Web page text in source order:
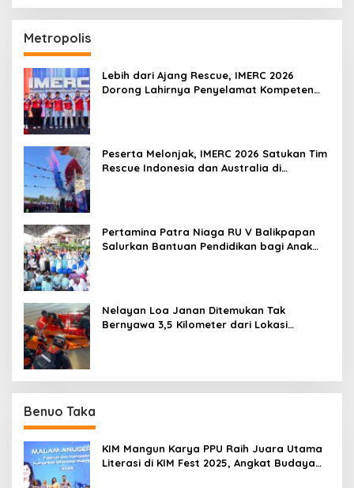
Metropolis
Lebih dari Ajang Rescue, IMERC 2026
Dorong Lahirnya Penyelamat Kompeten
Peserta Melonjak, IMERC 2026 Satukan Tim
Rescue Indonesia dan Australia di
Pertamina Patra Niaga RU V Balikpapan
Salurkan Bantuan Pendidikan bagi Anak
Nelayan Loa Janan Ditemukan Tak
Bernyawa 3,5 Kilometer dari Lokasi
Benuo Taka
KIM Mangun Karya PPU Raih Juara Utama
Literasi di KIM Fest 2025, Angkat Budaya